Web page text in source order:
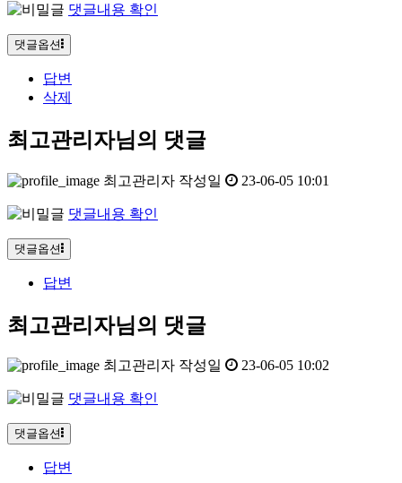
댓글내용 확인
댓글옵션
답변
삭제
최고관리자님의 댓글
최고관리자 작성일 23-06-05 10:01
댓글내용 확인
댓글옵션
답변
최고관리자님의 댓글
최고관리자 작성일 23-06-05 10:02
댓글내용 확인
댓글옵션
답변